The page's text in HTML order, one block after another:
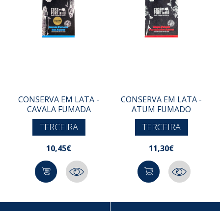
CONSERVA EM LATA -
CAVALA FUMADA
TERCEIRA
10,45€
CONSERVA EM LATA -
ATUM FUMADO
TERCEIRA
11,30€